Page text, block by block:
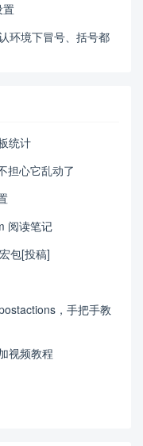
置
环境下冒号、括号都
统计
担心它乱动了
阅读笔记
包[投稿]
，手把手教
视频教程